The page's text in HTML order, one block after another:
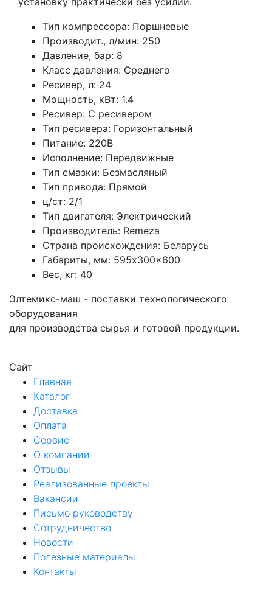
Тип компрессора: Поршневые
Производит., л/мин: 250
Давление, бар: 8
Класс давления: Среднего
Ресивер, л: 24
Мощность, кВт: 1.4
Ресивер: С ресивером
Тип ресивера: Горизонтальный
Питание: 220В
Исполнение: Передвижные
Тип смазки: Безмасляный
Тип привода: Прямой
ц/ст: 2/1
Тип двигателя: Электрический
Производитель: Remeza
Страна происхождения: Беларусь
Габариты, мм: 595x300x600
Вес, кг: 40
Элтемикс-маш - поставки технологического
оборудования
для производства сырья и готовой продукции.
Сайт
Главная
Каталог
Доставка
Оплата
Сервис
О компании
Отзывы
Реализованные проекты
Вакансии
Письмо руководству
Сотрудничество
Новости
Полезные материалы
Контакты